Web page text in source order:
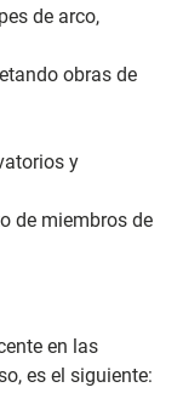
de arco,
obras de
y
de miembros de
en las
es el siguiente: